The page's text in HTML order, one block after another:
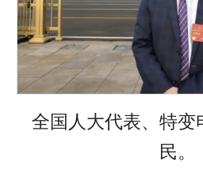
全国人大代表、特变
民。